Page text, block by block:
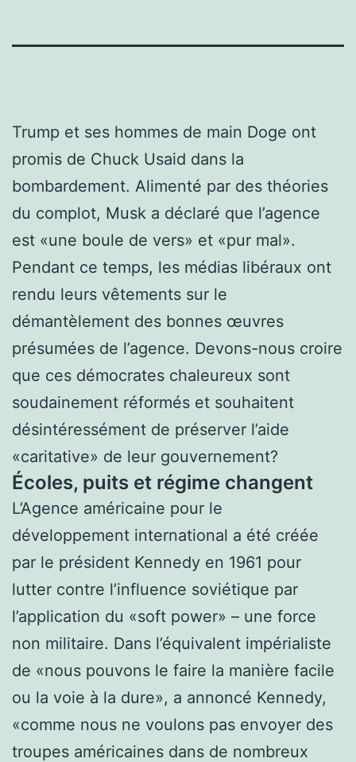
Trump et ses hommes de main Doge ont
promis de Chuck Usaid dans la
bombardement. Alimenté par des théories
du complot, Musk a déclaré que l’agence
est «une boule de vers» et «pur mal».
Pendant ce temps, les médias libéraux ont
rendu leurs vêtements sur le
démantèlement des bonnes œuvres
présumées de l’agence. Devons-nous croire
que ces démocrates chaleureux sont
soudainement réformés et souhaitent
désintéressément de préserver l’aide
«caritative» de leur gouvernement?
Écoles, puits et régime changent
L’Agence américaine pour le
développement international a été créée
par le président Kennedy en 1961 pour
lutter contre l’influence soviétique par
l’application du «soft power» – une force
non militaire. Dans l’équivalent impérialiste
de «nous pouvons le faire la manière facile
ou la voie à la dure», a annoncé Kennedy,
«comme nous ne voulons pas envoyer des
troupes américaines dans de nombreux